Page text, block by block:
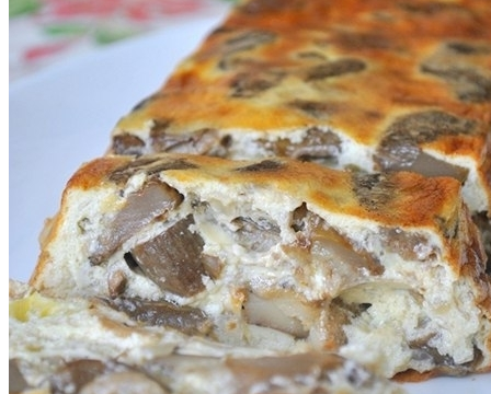
Почему Нельзя Повторно Кипятить
Воду Для Приготовления Чая Или Кофе
Маникюр «Достойная»
Мясной Рулет С Соевым Соусом И
Кунжутом